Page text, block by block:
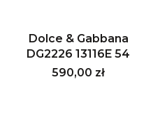
Dolce & Gabbana
DG2226 13116E 54
Cena
590,00 zł